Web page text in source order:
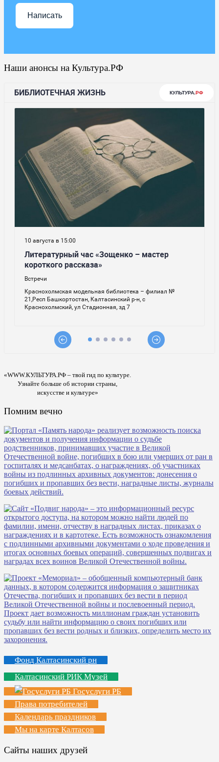
Написать
Наши анонсы на Культура.РФ
«WWW.КУЛЬТУРА.РФ – твой гид по культуре.
Узнайте больше об истории страны,
искусстве и культуре»
Помним вечно
Фонд Калтасинский рн
Калтасинский РИК Музей
Госуслуги РБ
Права потребителей
Календарь праздников
Мы на карте Калтасов
Сайты наших друзей